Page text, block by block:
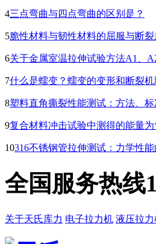
4三点弯曲与四点弯曲的区别是？
5脆性材料与韧性材料的屈服与断
6关于金属室温拉伸试验方法A1、
7什么是蠕变？蠕变的变形和断裂机
8塑料直角撕裂性能测试：方法、
9复合材料冲击试验中测得的能量为
10316不锈钢管拉伸测试：力学性
全国服务热线
关于天氏库力 电子拉力机 液压拉力